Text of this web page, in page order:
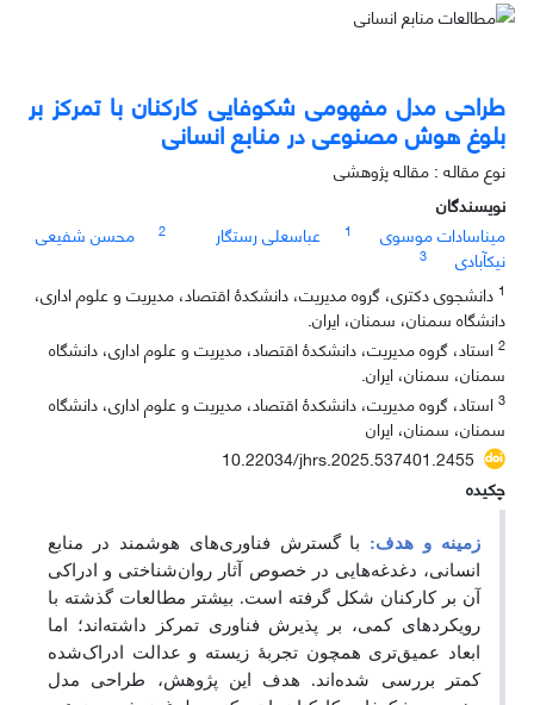
طراحی مدل مفهومی شکوفایی کارکنان با تمرکز بر
بلوغ هوش مصنوعی در منابع انسانی
نوع مقاله : مقاله پژوهشی
نویسندگان
میناسادات موسوی
1 عباسعلی رستگار 2
محسن شفیعی
نیکآبادی
3
1 دانشجوی دکتری، گروه مدیریت، دانشکدۀ اقتصاد، مدیریت و علوم اداری،
دانشگاه سمنان، سمنان، ایران.
2 استاد، گروه مدیریت، دانشکدۀ اقتصاد، مدیریت و علوم اداری، دانشگاه
سمنان، سمنان، ایران.
3 استاد، گروه مدیریت، دانشکدۀ اقتصاد، مدیریت و علوم اداری، دانشگاه
سمنان، سمنان، ایران
10.22034/jhrs.2025.537401.2455
چکیده
زمینه و هدف:
با گسترش فناوری‌های هوشمند در منابع
انسانی، دغدغه‌هایی در خصوص آثار روان‌شناختی و ادراکی
آن بر کارکنان شکل گرفته است. بیشتر مطالعات گذشته با
رویکردهای کمی، بر پذیرش فناوری تمرکز داشته‌اند؛ اما
ابعاد عمیق‌تری همچون تجربۀ زیسته و عدالت ادراک‌شده
کمتر بررسی شده‌اند. هدف این پژوهش، طراحی مدل